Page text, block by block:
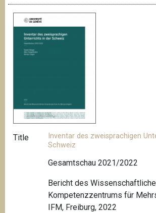
Title
Inventar des zweisprachigen
Schweiz
Gesamtschau 2021/2022
Bericht des
Kompetenzzentrums für
IFM, Freiburg, 2022